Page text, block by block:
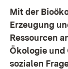
Mit der
Erzeugung
Ressourcen
Ökologie und
sozialen